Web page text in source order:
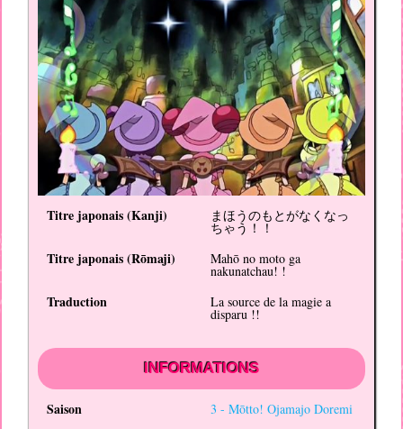
Titre japonais (Kanji) まほうのもとがなくなっ
ちゃう！！
Titre japonais (Rōmaji) Mahō no moto ga
nakunatchau! !
Traduction La source de la magie a
disparu !!
INFORMATIONS
Saison 3 - Mōtto! Ojamajo Doremi